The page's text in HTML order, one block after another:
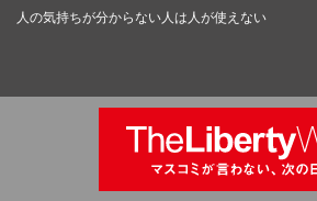
人の気持ちが分からない人は人が使えない